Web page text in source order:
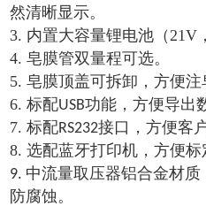
然清晰显示。
3. 内置大容量锂电池 （ 21V ，
4. 皂膜管双量程可选。
5. 皂膜顶盖可拆卸，方便注
6. 标配USB功能，方便导出
7. 标配RS232接口，方便客
8. 选配蓝牙打印机，方便标
9. 中流量取压器铝合金材
防腐蚀。